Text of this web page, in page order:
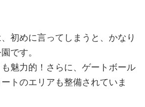
初めに言ってしまうと、かなり
です。
魅力的！さらに、ゲートボール
トのエリアも整備されていま